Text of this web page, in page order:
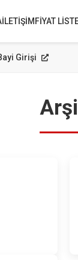
İLETIŞIM FIYAT
Girişi